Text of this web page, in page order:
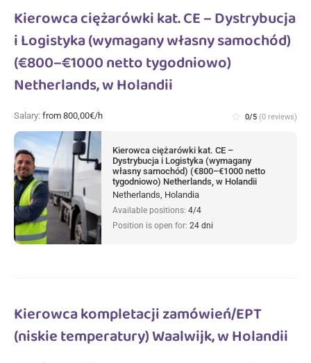
Kierowca ciężarówki kat. CE – Dystrybucja
i Logistyka (wymagany własny samochód)
(€800–€1000 netto tygodniowo)
Netherlands, w Holandii
Salary: from 800,00€/h star_border 0/5 (0 reviews)
Kierowca ciężarówki kat. CE –
Dystrybucja i Logistyka (wymagany
własny samochód) (€800–€1000 netto
tygodniowo) Netherlands, w Holandii
Netherlands, Holandia
Available positions: 4/4
Position is open for: 24 dni
Kierowca kompletacji zamówień/EPT
(niskie temperatury) Waalwijk, w Holandii